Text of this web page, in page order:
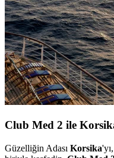
Club Med 2 ile
Güzelliğin Adası Korsika